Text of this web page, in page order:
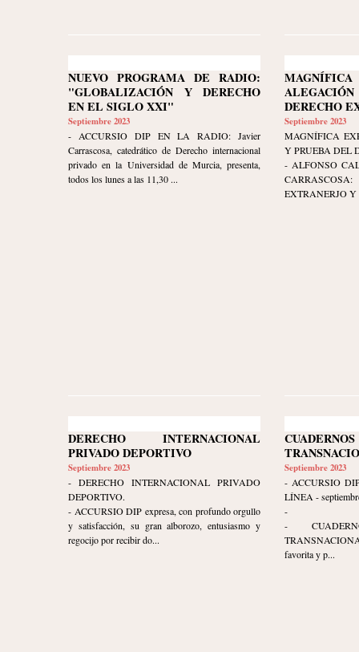
NUEVO PROGRAMA DE RADIO:
"GLOBALIZACIÓN Y DERECHO
EN EL SIGLO XXI"
Septiembre 2023
- ACCURSIO DIP EN LA RADIO: Javier
Carrascosa, catedrático de Derecho internacional
privado en la Universidad de Murcia, presenta,
todos los lunes a las 11,30 ...
DERECHO
Septiembre 2023
MAGNÍFICA
Y PRUEBA DEL
- ALFONSO
EXTRANERJO
DERECHO INTERNACIONAL
PRIVADO DEPORTIVO
Septiembre 2023
- DERECHO INTERNACIONAL PRIVADO
DEPORTIVO.
- ACCURSIO DIP expresa, con profundo orgullo
y satisfacción, su gran alborozo, entusiasmo y
regocijo por recibir do...
Septiembre 2023
- ACCURSIO
LÍNEA -
-
-
favorita y p...